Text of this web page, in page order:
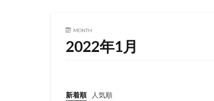
MONTH
2022年1月
新着順 人気順
電子書籍